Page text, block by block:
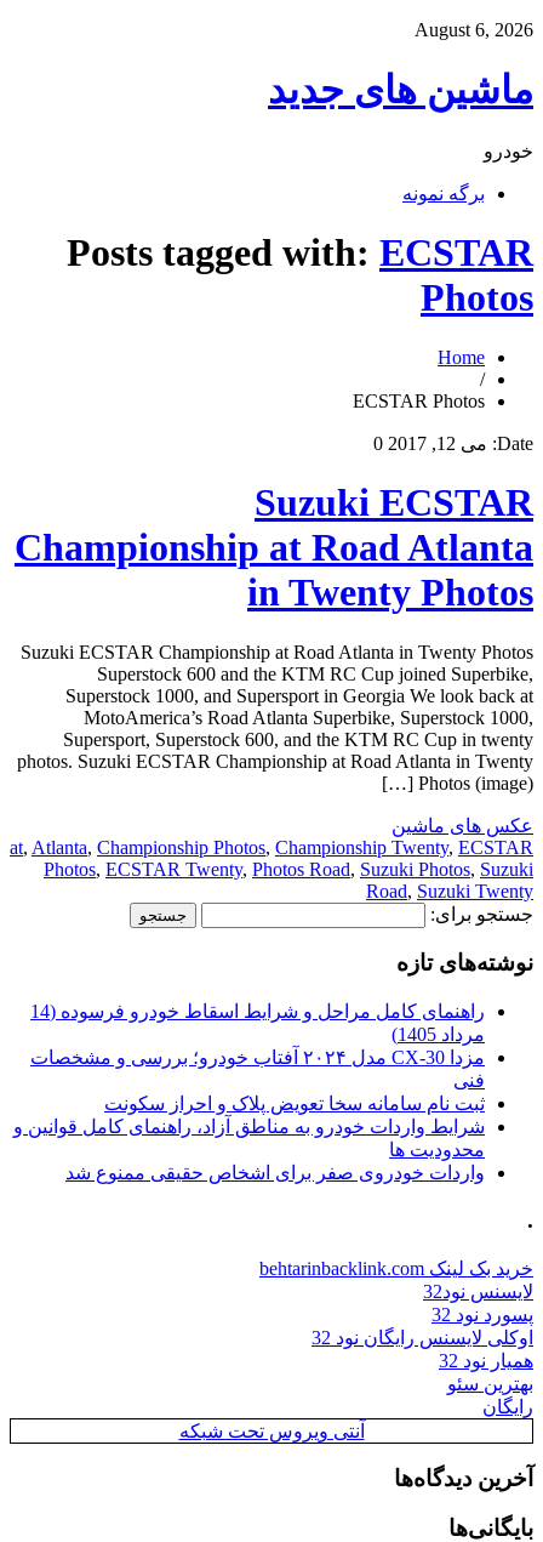
August 6, 2026
ماشین های جدید
خودرو
برگه نمونه
Posts tagged with: ECSTAR
Photos
Home
/
ECSTAR Photos
Date: می 12, 2017 0
Suzuki ECSTAR
Championship at Road Atlanta
in Twenty Photos
Suzuki ECSTAR Championship at Road Atlanta in Twenty Photos
Superstock 600 and the KTM RC Cup joined Superbike,
Superstock 1000, and Supersport in Georgia We look back at
MotoAmerica’s Road Atlanta Superbike, Superstock 1000,
Supersport, Superstock 600, and the KTM RC Cup in twenty
photos. Suzuki ECSTAR Championship at Road Atlanta in Twenty
Photos (image) […]
عکس های ماشین
at, Atlanta, Championship Photos, Championship Twenty, ECSTAR
Photos, ECSTAR Twenty, Photos Road, Suzuki Photos, Suzuki
Road, Suzuki Twenty
جستجو برای:
نوشته‌های تازه
راهنمای کامل مراحل و شرایط اسقاط خودرو فرسوده (14
مرداد 1405)
مزدا CX-30 مدل ۲۰۲۴ آفتاب خودرو؛ بررسی و مشخصات
فنی
ثبت نام سامانه سخا تعویض پلاک و احراز سکونت
شرایط واردات خودرو به مناطق آزاد، راهنمای کامل قوانین و
محدودیت ها
واردات خودروی صفر برای اشخاص حقیقی ممنوع شد
.
خرید بک لینک behtarinbacklink.com
لایسنس نود32
پسورد نود 32
اوکلی لایسنس رایگان نود 32
همیار نود 32
بهترین سئو
رایگان
آنتی ویروس تحت شبکه
آخرین دیدگاه‌ها
بایگانی‌ها